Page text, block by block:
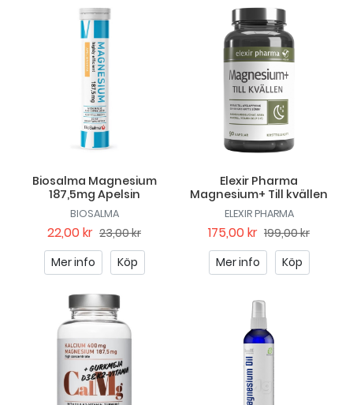
Biosalma Magnesium
187,5mg Apelsin
BIOSALMA
22,00 kr 23,00 kr
Mer info
Köp
Elexir Pharma
Magnesium+ Till kvällen
ELEXIR PHARMA
175,00 kr 199,00 kr
Mer info
Köp